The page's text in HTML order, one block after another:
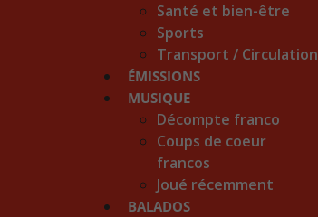
Santé et bien-être
Sports
Transport / Circulation
ÉMISSIONS
MUSIQUE
Décompte franco
Coups de coeur
francos
Joué récemment
BALADOS